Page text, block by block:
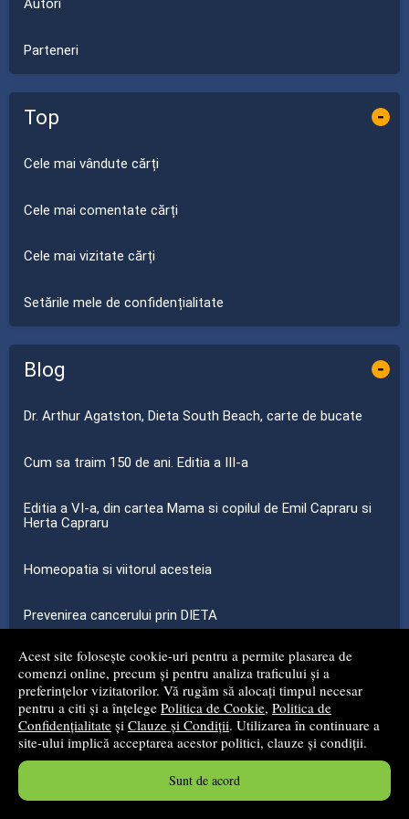
Acest site folosește cookie-uri pentru a permite plasarea de
comenzi online, precum și pentru analiza traficului și a
preferințelor vizitatorilor. Vă rugăm să alocați timpul necesar
pentru a citi și a înțelege Politica de Cookie, Politica de
Confidențialitate și Clauze și Condiții. Utilizarea în continuare a
site-ului implică acceptarea acestor politici, clauze și condiții.
Sunt de acord
Autori
Parteneri
Top -
Cele mai vândute cărți
Cele mai comentate cărți
Cele mai vizitate cărți
Setările mele de confidențialitate
Blog -
Dr. Arthur Agatston, Dieta South Beach, carte de bucate
Cum sa traim 150 de ani. Editia a III-a
Editia a VI-a, din cartea Mama si copilul de Emil Capraru si
Herta Capraru
Homeopatia si viitorul acesteia
Prevenirea cancerului prin DIETA
...toate știrile
© 2008 - 2026S.C. MG NET DISTRIBUTION S.R.L.
Magazin onlinecreat deVital Soft